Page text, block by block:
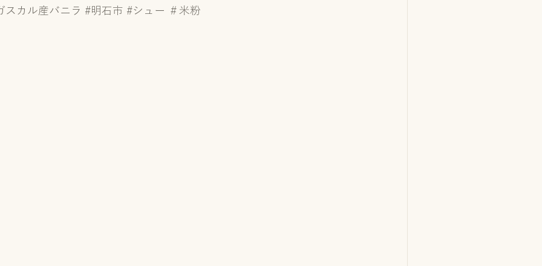
スカル産バニラ #明石市 #シュー ＃米粉